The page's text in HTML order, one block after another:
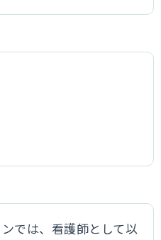
では、看護師として以